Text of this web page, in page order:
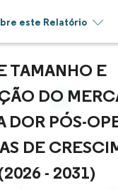
este Relatório
TAMANHO E
DO
DOR PÓS-
DE
- 2031)